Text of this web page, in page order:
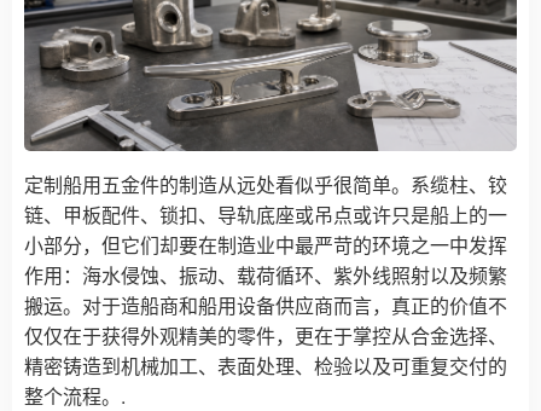
定制船用五金件的制造从远处看似乎很简单。系缆柱、铰
链、甲板配件、锁扣、导轨底座或吊点或许只是船上的一
小部分，但它们却要在制造业中最严苛的环境之一中发挥
作用：海水侵蚀、振动、载荷循环、紫外线照射以及频繁
搬运。对于造船商和船用设备供应商而言，真正的价值不
仅仅在于获得外观精美的零件，更在于掌控从合金选择、
精密铸造到机械加工、表面处理、检验以及可重复交付的
整个流程。.